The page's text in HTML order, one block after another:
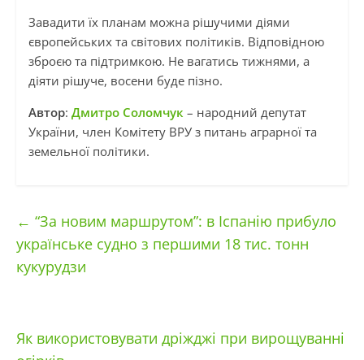
Завадити їх планам можна рішучими діями
європейських та світових політиків. Відповідною
зброєю та підтримкою. Не вагатись тижнями, а
діяти рішуче, восени буде пізно.
Автор: Дмитро Соломчук– народний депутат
України, член Комітету ВРУ з питань аграрної та
земельної політики.
← “За новим маршрутом”: в Іспанію прибуло
українське судно з першими 18 тис. тонн
кукурудзи
Як використовувати дріжджі при вирощуванні